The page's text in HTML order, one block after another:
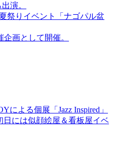
演。
祭りイベント「ナゴパル盆
画として開催。
よる個展「Jazz Inspired」
には似顔絵屋＆看板屋イベ